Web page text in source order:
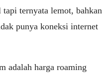
ternyata lemot, bahkan
punya koneksi internet
adalah harga roaming